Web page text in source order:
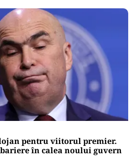
pentru viitorul premier.
în calea noului guvern